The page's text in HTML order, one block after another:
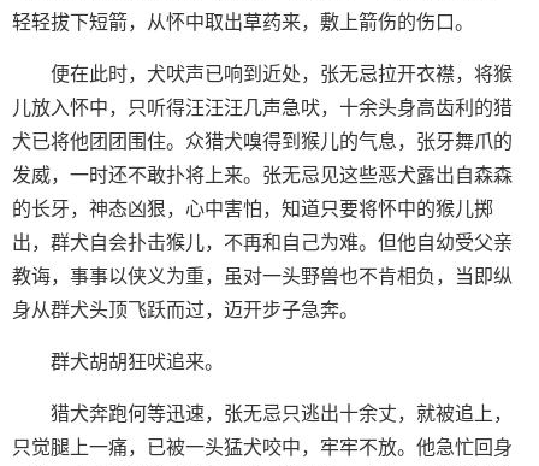
轻轻拔下短箭，从怀中取出草药来，敷上箭伤的伤口。
便在此时，犬吠声已响到近处，张无忌拉开衣襟，将猴
儿放入怀中，只听得汪汪汪几声急吠，十余头身高齿利的猎
犬已将他团团围住。众猎犬嗅得到猴儿的气息，张牙舞爪的
发威，一时还不敢扑将上来。张无忌见这些恶犬露出自森森
的长牙，神态凶狠，心中害怕，知道只要将怀中的猴儿掷
出，群犬自会扑击猴儿，不再和自己为难。但他自幼受父亲
教诲，事事以侠义为重，虽对一头野兽也不肯相负，当即纵
身从群犬头顶飞跃而过，迈开步子急奔。
群犬胡胡狂吠追来。
猎犬奔跑何等迅速，张无忌只逃出十余丈，就被追上，
只觉腿上一痛，已被一头猛犬咬中，牢牢不放。他急忙回身